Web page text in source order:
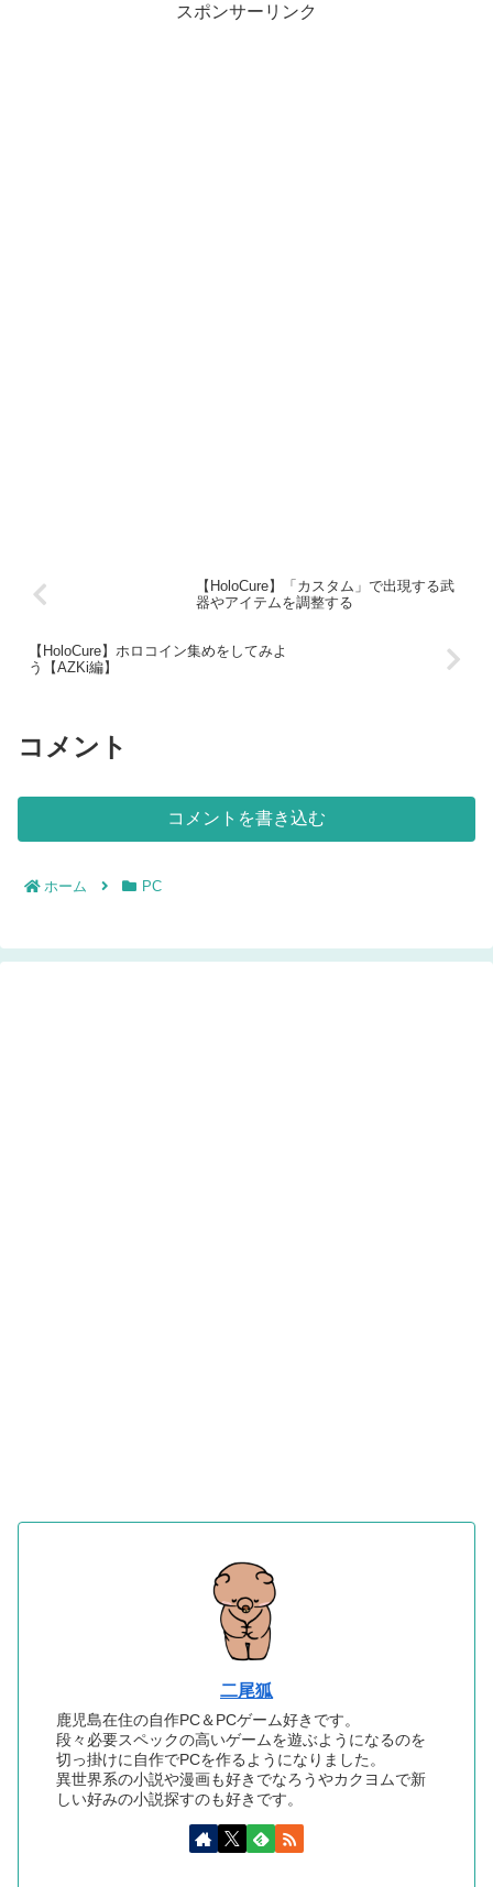
スポンサーリンク
【HoloCure】「カスタム」で出現する武
器やアイテムを調整する
【HoloCure】ホロコイン集めをしてみよ
う【AZKi編】
コメント
コメントを書き込む
ホーム PC
二尾狐
鹿児島在住の自作PC＆PCゲーム好きです。
段々必要スペックの高いゲームを遊ぶようになるのを
切っ掛けに自作でPCを作るようになりました。
異世界系の小説や漫画も好きでなろうやカクヨムで新
しい好みの小説探すのも好きです。